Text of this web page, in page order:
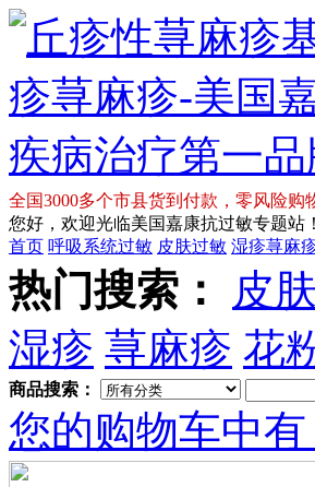
全国3000多个市县货到付款，零风险购
您好，欢迎光临美国嘉康抗过敏专题站！
首页 呼吸系统过敏 皮肤过敏 湿疹荨麻
Tory
Burch
Sale
Shoes
Tory
热门搜索： 皮
湿疹 荨麻疹 花
商品搜索：
您的购物车中